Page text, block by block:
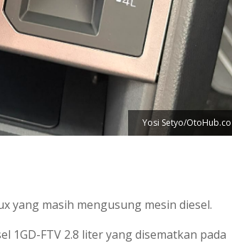
Yosi Setyo/OtoHub.co
yang masih mengusung mesin diesel.
1GD-FTV 2.8 liter yang disematkan pada